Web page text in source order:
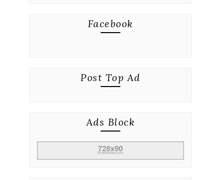
Facebook
Post Top Ad
Ads Block